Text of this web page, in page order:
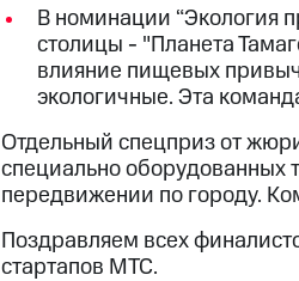
В номинации “Экология
столицы - "Планета
влияние пищевых
экологичные. Эта
Отдельный спецприз от
специально оборудованных
передвижении по городу.
Поздравляем всех
стартапов МТС.